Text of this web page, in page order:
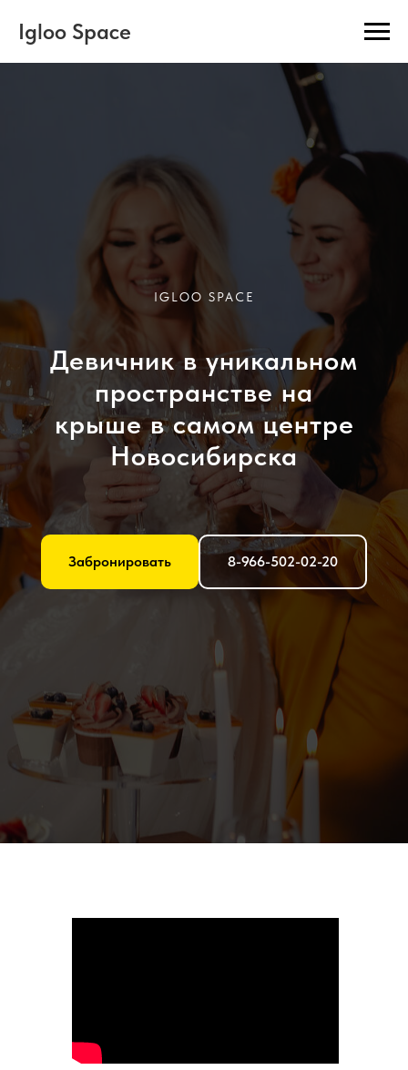
Igloo Space
IGLOO SPACE
Девичник в уникальном
пространстве на
крыше в самом центре
Новосибирска
Забронировать 8-966-502-02-20